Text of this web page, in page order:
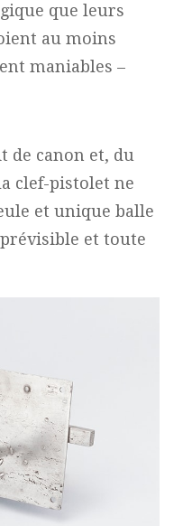
que leurs
au moins
maniables –
de canon et, du
clef-pistolet ne
et unique balle
et toute